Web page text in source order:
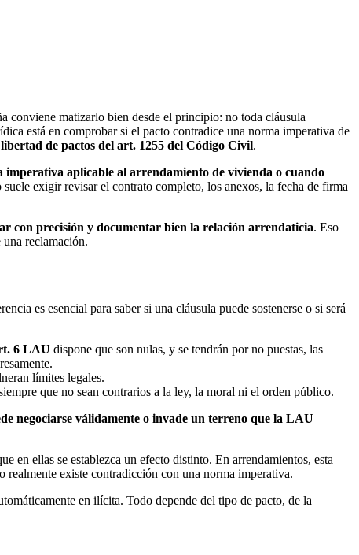
conviene matizarlo bien desde el principio: no toda cláusula
está en comprobar si el pacto contradice una norma imperativa de
libertad de pactos del art. 1255 del Código Civil.
aplicable al arrendamiento de vivienda o cuando
suele exigir revisar el contrato completo, los anexos, la fecha de firma
con precisión y documentar bien la relación arrendaticia. Eso
reclamación.
es esencial para saber si una cláusula puede sostenerse o si será
6 LAU dispone que son nulas, y se tendrán por no puestas, las
límites legales.
que no sean contrarios a la ley, la moral ni el orden público.
negociarse válidamente o invade un terreno que la LAU
en ellas se establezca un efecto distinto. En arrendamientos, esta
existe contradicción con una norma imperativa.
en ilícita. Todo depende del tipo de pacto, de la